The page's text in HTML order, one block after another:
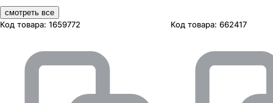
смотреть все
Код товара: 1659772 Код товара: 662417